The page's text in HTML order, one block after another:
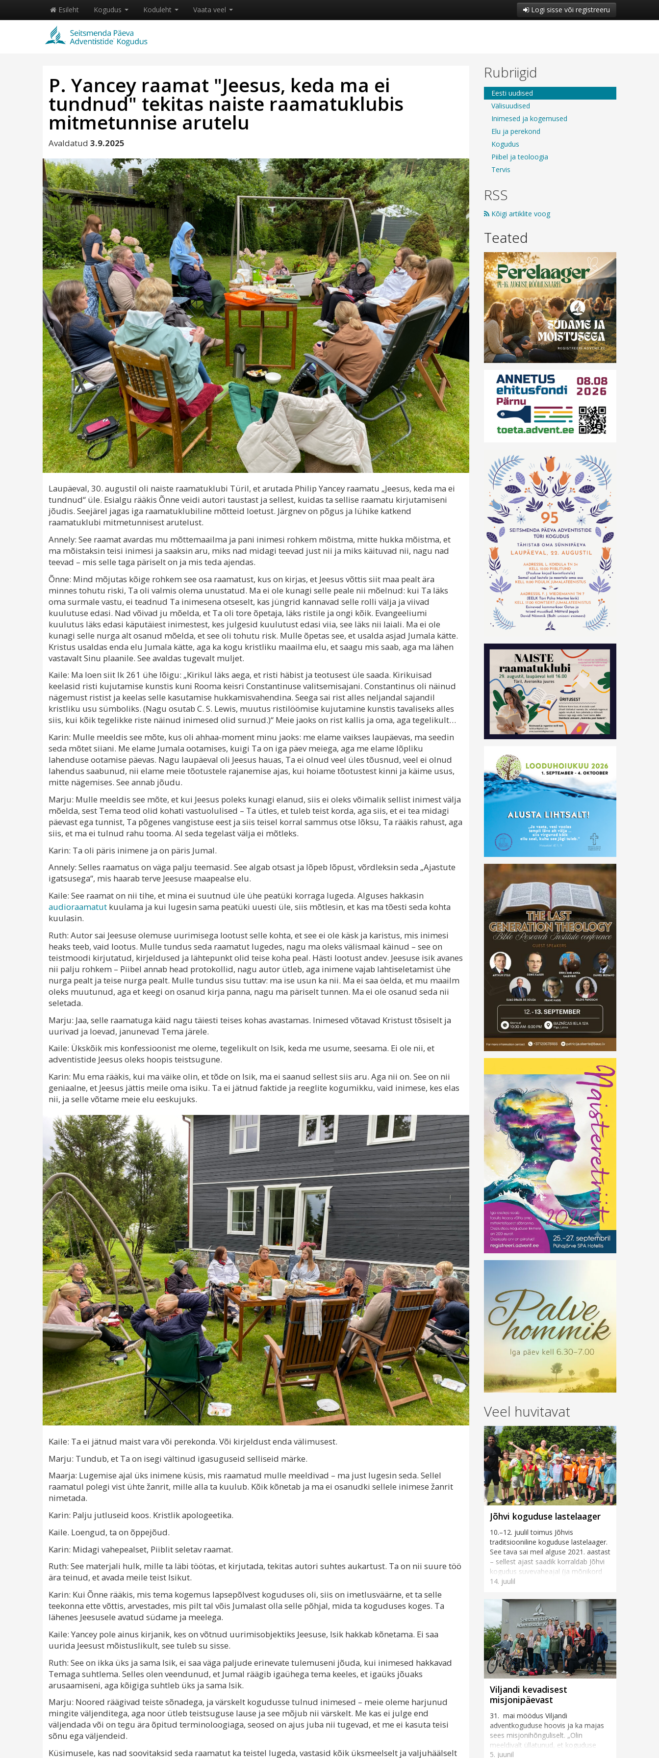
Esileht Kogudus Koduleht Vaata veel Logi sisse või registreeru
P. Yancey raamat "Jeesus, keda ma ei
tundnud" tekitas naiste raamatuklubis
mitmetunnise arutelu
Avaldatud 3.9.2025
Laupäeval, 30. augustil oli naiste raamatuklubi Türil, et arutada Philip Yancey raamatu „Jeesus, keda ma ei
tundnud“ üle. Esialgu rääkis Õnne veidi autori taustast ja sellest, kuidas ta sellise raamatu kirjutamiseni
jõudis. Seejärel jagas iga raamatuklubiline mõtteid loetust. Järgnev on põgus ja lühike katkend
raamatuklubi mitmetunnisest arutelust.
Annely: See raamat avardas mu mõttemaailma ja pani inimesi rohkem mõistma, mitte hukka mõistma, et
ma mõistaksin teisi inimesi ja saaksin aru, miks nad midagi teevad just nii ja miks käituvad nii, nagu nad
teevad – mis selle taga päriselt on ja mis teda ajendas.
Õnne: Mind mõjutas kõige rohkem see osa raamatust, kus on kirjas, et Jeesus võttis siit maa pealt ära
minnes tohutu riski, Ta oli valmis olema unustatud. Ma ei ole kunagi selle peale nii mõelnud: kui Ta läks
oma surmale vastu, ei teadnud Ta inimesena otseselt, kas jüngrid kannavad selle rolli välja ja viivad
kuulutuse edasi. Nad võivad ju mõelda, et Ta oli tore õpetaja, läks ristile ja ongi kõik. Evangeeliumi
kuulutus läks edasi käputäiest inimestest, kes julgesid kuulutust edasi viia, see läks nii laiali. Ma ei ole
kunagi selle nurga alt osanud mõelda, et see oli tohutu risk. Mulle õpetas see, et usalda asjad Jumala kätte.
Kristus usaldas enda elu Jumala kätte, aga ka kogu kristliku maailma elu, et saagu mis saab, aga ma lähen
vastavalt Sinu plaanile. See avaldas tugevalt muljet.
Kaile: Ma loen siit lk 261 ühe lõigu: „Kirikul läks aega, et risti häbist ja teotusest üle saada. Kirikuisad
keelasid risti kujutamise kunstis kuni Rooma keisri Constantinuse valitsemisajani. Constantinus oli näinud
nägemust ristist ja keelas selle kasutamise hukkamisvahendina. Seega sai rist alles neljandal sajandil
kristliku usu sümboliks. (Nagu osutab C. S. Lewis, muutus ristilöömise kujutamine kunstis tavaliseks alles
siis, kui kõik tegelikke riste näinud inimesed olid surnud.)“ Meie jaoks on rist kallis ja oma, aga tegelikult…
Karin: Mulle meeldis see mõte, kus oli ahhaa-moment minu jaoks: me elame vaikses laupäevas, ma seedin
seda mõtet siiani. Me elame Jumala ootamises, kuigi Ta on iga päev meiega, aga me elame lõpliku
lahenduse ootamise päevas. Nagu laupäeval oli Jeesus hauas, Ta ei olnud veel üles tõusnud, veel ei olnud
lahendus saabunud, nii elame meie tõotustele rajanemise ajas, kui hoiame tõotustest kinni ja käime usus,
mitte nägemises. See annab jõudu.
Marju: Mulle meeldis see mõte, et kui Jeesus poleks kunagi elanud, siis ei oleks võimalik sellist inimest välja
mõelda, sest Tema teod olid kohati vastuolulised – Ta ütles, et tuleb teist korda, aga siis, et ei tea midagi
päevast ega tunnist, Ta põgenes vangistuse eest ja siis teisel korral sammus otse lõksu, Ta rääkis rahust, aga
siis, et ma ei tulnud rahu tooma. AI seda tegelast välja ei mõtleks.
Karin: Ta oli päris inimene ja on päris Jumal.
Annely: Selles raamatus on väga palju teemasid. See algab otsast ja lõpeb lõpust, võrdleksin seda „Ajastute
igatsusega“, mis haarab terve Jeesuse maapealse elu.
Kaile: See raamat on nii tihe, et mina ei suutnud üle ühe peatüki korraga lugeda. Alguses hakkasin
audioraamatut kuulama ja kui lugesin sama peatüki uuesti üle, siis mõtlesin, et kas ma tõesti seda kohta
kuulasin.
Ruth: Autor sai Jeesuse olemuse uurimisega lootust selle kohta, et see ei ole käsk ja karistus, mis inimesi
heaks teeb, vaid lootus. Mulle tundus seda raamatut lugedes, nagu ma oleks välismaal käinud – see on
teistmoodi kirjutatud, kirjeldused ja lähtepunkt olid teise koha peal. Hästi lootust andev. Jeesuse isik avanes
nii palju rohkem – Piibel annab head protokollid, nagu autor ütleb, aga inimene vajab lahtiseletamist ühe
nurga pealt ja teise nurga pealt. Mulle tundus sisu tuttav: ma ise usun ka nii. Ma ei saa öelda, et mu maailm
oleks muutunud, aga et keegi on osanud kirja panna, nagu ma päriselt tunnen. Ma ei ole osanud seda nii
seletada.
Marju: Jaa, selle raamatuga käid nagu täiesti teises kohas avastamas. Inimesed võtavad Kristust tõsiselt ja
uurivad ja loevad, janunevad Tema järele.
Kaile: Ükskõik mis konfessioonist me oleme, tegelikult on Isik, keda me usume, seesama. Ei ole nii, et
adventistide Jeesus oleks hoopis teistsugune.
Karin: Mu ema rääkis, kui ma väike olin, et tõde on Isik, ma ei saanud sellest siis aru. Aga nii on. See on nii
geniaalne, et Jeesus jättis meile oma isiku. Ta ei jätnud faktide ja reeglite kogumikku, vaid inimese, kes elas
nii, ja selle võtame meie elu eeskujuks.
Kaile: Ta ei jätnud maist vara või perekonda. Või kirjeldust enda välimusest.
Marju: Tundub, et Ta on isegi vältinud igasuguseid selliseid märke.
Maarja: Lugemise ajal üks inimene küsis, mis raamatud mulle meeldivad – ma just lugesin seda. Sellel
raamatul polegi vist ühte žanrit, mille alla ta kuulub. Kõik kõnetab ja ma ei osanudki sellele inimese žanrit
nimetada.
Karin: Palju jutluseid koos. Kristlik apologeetika.
Kaile. Loengud, ta on õppejõud.
Karin: Midagi vahepealset, Piiblit seletav raamat.
Ruth: See materjali hulk, mille ta läbi töötas, et kirjutada, tekitas autori suhtes aukartust. Ta on nii suure töö
ära teinud, et avada meile teist Isikut.
Karin: Kui Õnne rääkis, mis tema kogemus lapsepõlvest koguduses oli, siis on imetlusväärne, et ta selle
teekonna ette võttis, arvestades, mis pilt tal võis Jumalast olla selle põhjal, mida ta koguduses koges. Ta
lähenes Jeesusele avatud südame ja meelega.
Kaile: Yancey pole ainus kirjanik, kes on võtnud uurimisobjektiks Jeesuse, Isik hakkab kõnetama. Ei saa
uurida Jeesust mõistuslikult, see tuleb su sisse.
Ruth: See on ikka üks ja sama Isik, ei saa väga paljude erinevate tulemuseni jõuda, kui inimesed hakkavad
Temaga suhtlema. Selles olen veendunud, et Jumal räägib igaühega tema keeles, et igaüks jõuaks
arusaamiseni, aga kõigiga suhtleb üks ja sama Isik.
Marju: Noored räägivad teiste sõnadega, ja värskelt kogudusse tulnud inimesed – meie oleme harjunud
mingite väljenditega, aga noor ütleb teistsuguse lause ja see mõjub nii värskelt. Me kas ei julge end
väljendada või on tegu ära õpitud terminoloogiaga, seosed on ajus juba nii tugevad, et me ei kasuta teisi
sõnu ega väljendeid.
Küsimusele, kas nad soovitaksid seda raamatut ka teistel lugeda, vastasid kõik üksmeelselt ja valjuhäälselt
Rubriigid
Eesti uudised
Välisuudised
Inimesed ja kogemused
Elu ja perekond
Kogudus
Piibel ja teoloogia
Tervis
RSS
Kõigi artiklite voog
Teated
Veel huvitavat
Jõhvi koguduse lastelaager
10.–12. juulil toimus Jõhvis
traditsiooniline koguduse lastelaager.
See tava sai meil alguse 2021. aastast
– sellest ajast saadik korraldab Jõhvi
kogudus suvevaheajal (ja mõnikord
ka muul vahea...
14. juulil
Viljandi kevadisest
misjonipäevast
31. mai möödus Viljandi
adventkoguduse hoovis ja ka majas
sees misjonihõnguliselt. „Olin
meeldivalt üllatunud, et koguduse
rahvas ja ka inimesed tänavalt tõid
5. juunil